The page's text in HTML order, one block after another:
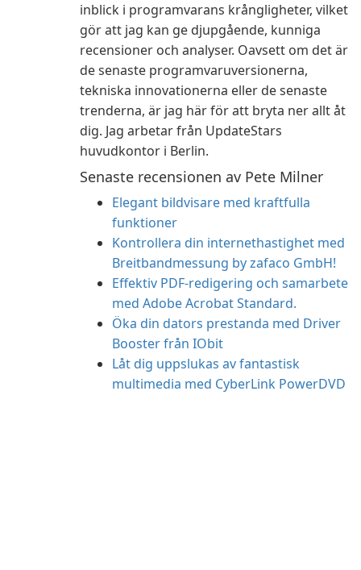
inblick i programvarans krångligheter, vilket
gör att jag kan ge djupgående, kunniga
recensioner och analyser. Oavsett om det är
de senaste programvaruversionerna,
tekniska innovationerna eller de senaste
trenderna, är jag här för att bryta ner allt åt
dig. Jag arbetar från UpdateStars
huvudkontor i Berlin.
Senaste recensionen av Pete Milner
Elegant bildvisare med kraftfulla
funktioner
Kontrollera din internethastighet med
Breitbandmessung by zafaco GmbH!
Effektiv PDF-redigering och samarbete
med Adobe Acrobat Standard.
Öka din dators prestanda med Driver
Booster från IObit
Låt dig uppslukas av fantastisk
multimedia med CyberLink PowerDVD